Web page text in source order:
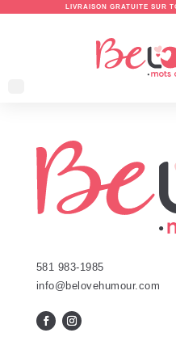
LIVRAISON GRATUITE SUR
581 983-1985
info@belovehumour.com